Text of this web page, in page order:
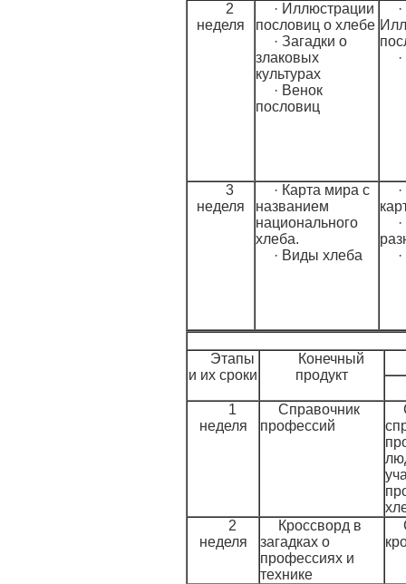
2
неделя
· Иллюстрации
пословиц о хлебе
· Загадки о
злаковых
культурах
· Венок
пословиц
·
3
неделя
· Карта мира с
названием
национального
хлеба.
· Виды хлеба
Этапы
и их сроки
Конечный
продукт
1
неделя
Справочник
профессий
2
неделя
Кроссворд в
загадках о
профессиях и
технике